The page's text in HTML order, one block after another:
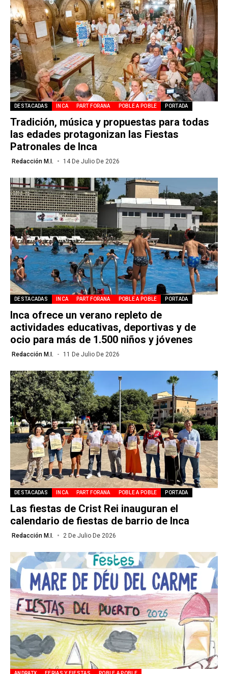
DESTACADAS INCA PART FORANA POBLE A POBLE PORTADA
Tradición, música y propuestas para todas
las edades protagonizan las Fiestas
Patronales de Inca
Redacción M.I. 14 De Julio De 2026
DESTACADAS INCA PART FORANA POBLE A POBLE PORTADA
Inca ofrece un verano repleto de
actividades educativas, deportivas y de
ocio para más de 1.500 niños y jóvenes
Redacción M.I. 11 De Julio De 2026
DESTACADAS INCA PART FORANA POBLE A POBLE PORTADA
Las fiestas de Crist Rei inauguran el
calendario de fiestas de barrio de Inca
Redacción M.I. 2 De Julio De 2026